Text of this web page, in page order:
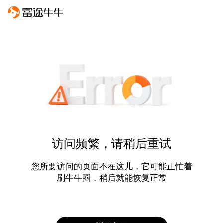
访问频繁，请稍后重试
您所要访问的页面不在这儿，它可能正忙着
刷牛牛圈，稍后就能恢复正常